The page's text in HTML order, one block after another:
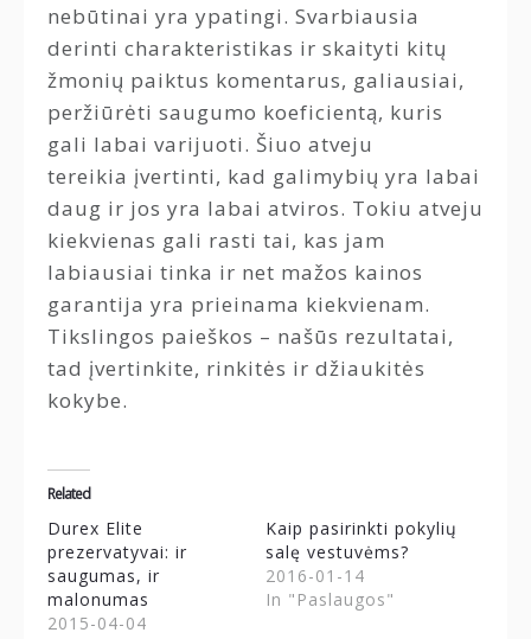
nebūtinai yra ypatingi. Svarbiausia
derinti charakteristikas ir skaityti kitų
žmonių paiktus komentarus, galiausiai,
peržiūrėti saugumo koeficientą, kuris
gali labai varijuoti. Šiuo atveju
tereikia įvertinti, kad galimybių yra labai
daug ir jos yra labai atviros. Tokiu atveju
kiekvienas gali rasti tai, kas jam
labiausiai tinka ir net mažos kainos
garantija yra prieinama kiekvienam.
Tikslingos paieškos – našūs rezultatai,
tad įvertinkite, rinkitės ir džiaukitės
kokybe.
Related
Durex Elite
prezervatyvai: ir
saugumas, ir
malonumas
2015-04-04
Kaip pasirinkti pokylių
salę vestuvėms?
2016-01-14
In "Paslaugos"